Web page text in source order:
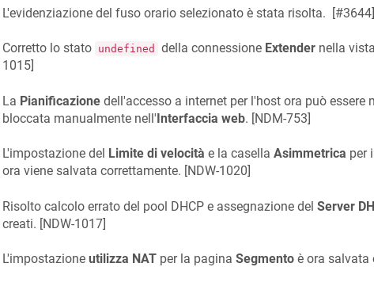
L'evidenziazione del fuso orario selezionato è stata risolta. [#3644]
Corretto lo stato undefined della connessione Extendernella
1015]
La Pianificazionedell'accesso a internet per l'host ora può essere
bloccata manualmente nell'Interfaccia web. [NDM-753]
L'impostazione del Limite di velocità e la casella Asimmetrica per
ora viene salvata correttamente. [NDW-1020]
Risolto calcolo errato del pool DHCP e assegnazione del Server
creati. [NDW-1017]
L'impostazione utilizza NATper la pagina Segmentoè ora salvata